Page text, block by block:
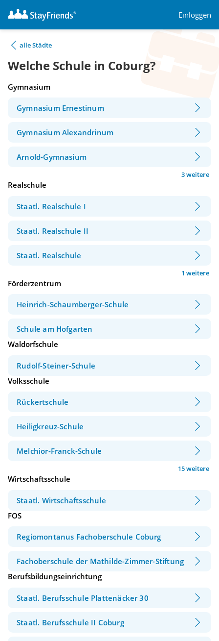
Einloggen
alle Städte
Welche Schule in Coburg?
Gymnasium
Gymnasium Ernestinum
Gymnasium Alexandrinum
Arnold-Gymnasium
3 weitere
Realschule
Staatl. Realschule I
Staatl. Realschule II
Staatl. Realschule
1 weitere
Förderzentrum
Heinrich-Schaumberger-Schule
Schule am Hofgarten
Waldorfschule
Rudolf-Steiner-Schule
Volksschule
Rückertschule
Heiligkreuz-Schule
Melchior-Franck-Schule
15 weitere
Wirtschaftsschule
Staatl. Wirtschaftsschule
FOS
Regiomontanus Fachoberschule Coburg
Fachoberschule der Mathilde-Zimmer-Stiftung
Berufsbildungseinrichtung
Staatl. Berufsschule Plattenäcker 30
Staatl. Berufsschule II Coburg